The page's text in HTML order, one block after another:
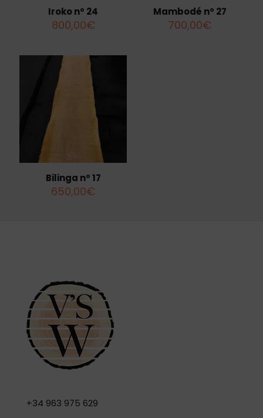
Iroko nº 24
800,00€
Mambodé nº 27
700,00€
Bilinga nº 17
650,00€
+34 963 975 629